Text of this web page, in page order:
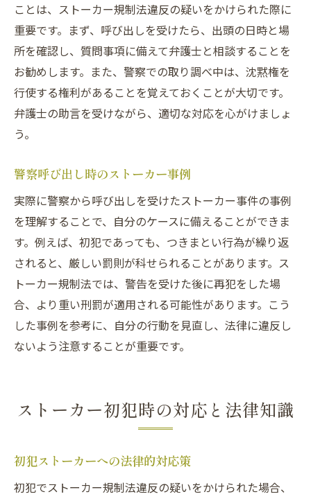
ことは、ストーカー規制法違反の疑いをかけられた際に
重要です。まず、呼び出しを受けたら、出頭の日時と場
所を確認し、質問事項に備えて弁護士と相談することを
お勧めします。また、警察での取り調べ中は、沈黙権を
行使する権利があることを覚えておくことが大切です。
弁護士の助言を受けながら、適切な対応を心がけましょ
う。
警察呼び出し時のストーカー事例
実際に警察から呼び出しを受けたストーカー事件の事例
を理解することで、自分のケースに備えることができま
す。例えば、初犯であっても、つきまとい行為が繰り返
されると、厳しい罰則が科せられることがあります。ス
トーカー規制法では、警告を受けた後に再犯をした場
合、より重い刑罰が適用される可能性があります。こう
した事例を参考に、自分の行動を見直し、法律に違反し
ないよう注意することが重要です。
ストーカー初犯時の対応と法律知識
初犯ストーカーへの法律的対応策
初犯でストーカー規制法違反の疑いをかけられた場合、